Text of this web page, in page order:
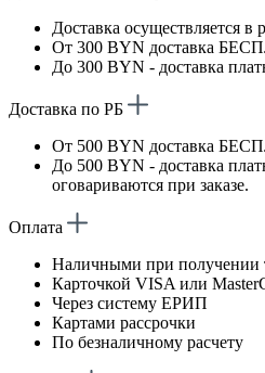
Доставка осуществляется в
От 300 BYN доставка
До 300 BYN - доставка
Доставка по РБ
От 500 BYN доставка
До 500 BYN - доставка
оговариваются при заказе.
Оплата
Наличными при получении
Карточкой VISA или
Через систему ЕРИП
Картами рассрочки
По безналичному расчету